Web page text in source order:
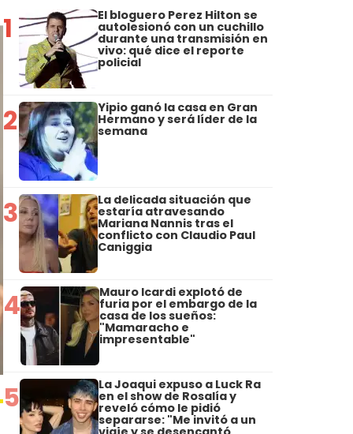
1 El bloguero Perez Hilton se
autolesionó con un cuchillo
durante una transmisión en
vivo: qué dice el reporte
policial
2 Yipio ganó la casa en Gran
Hermano y será líder de la
semana
3 La delicada situación que
estaría atravesando
Mariana Nannis tras el
conflicto con Claudio Paul
Caniggia
4 Mauro Icardi explotó de
furia por el embargo de la
casa de los sueños:
"Mamaracho e
impresentable"
5 La Joaqui expuso a Luck Ra
en el show de Rosalía y
reveló cómo le pidió
separarse: "Me invitó a un